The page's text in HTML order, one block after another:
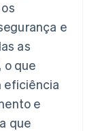
e
as
o que
eficiência
e
que